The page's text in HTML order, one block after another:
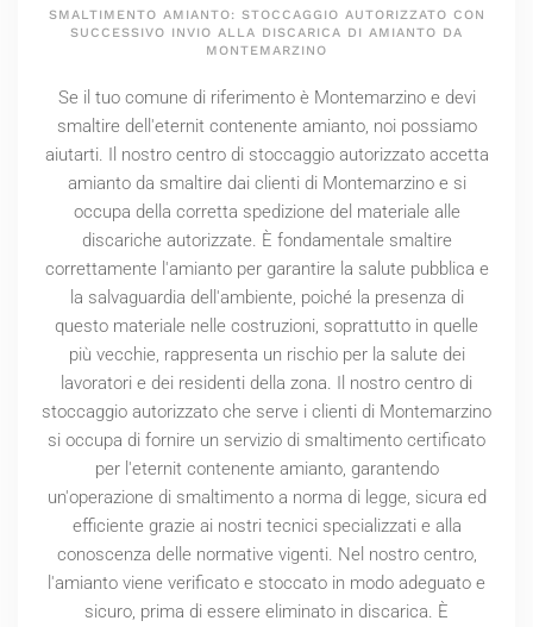
SMALTIMENTO AMIANTO: STOCCAGGIO AUTORIZZATO CON
SUCCESSIVO INVIO ALLA DISCARICA DI AMIANTO DA
MONTEMARZINO
Se il tuo comune di riferimento è Montemarzino e devi
smaltire dell'eternit contenente amianto, noi possiamo
aiutarti. Il nostro centro di stoccaggio autorizzato accetta
amianto da smaltire dai clienti di Montemarzino e si
occupa della corretta spedizione del materiale alle
discariche autorizzate. È fondamentale smaltire
correttamente l'amianto per garantire la salute pubblica e
la salvaguardia dell'ambiente, poiché la presenza di
questo materiale nelle costruzioni, soprattutto in quelle
più vecchie, rappresenta un rischio per la salute dei
lavoratori e dei residenti della zona. Il nostro centro di
stoccaggio autorizzato che serve i clienti di Montemarzino
si occupa di fornire un servizio di smaltimento certificato
per l'eternit contenente amianto, garantendo
un'operazione di smaltimento a norma di legge, sicura ed
efficiente grazie ai nostri tecnici specializzati e alla
conoscenza delle normative vigenti. Nel nostro centro,
l'amianto viene verificato e stoccato in modo adeguato e
sicuro, prima di essere eliminato in discarica. È